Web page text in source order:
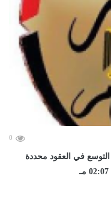
0
في العقود محددة